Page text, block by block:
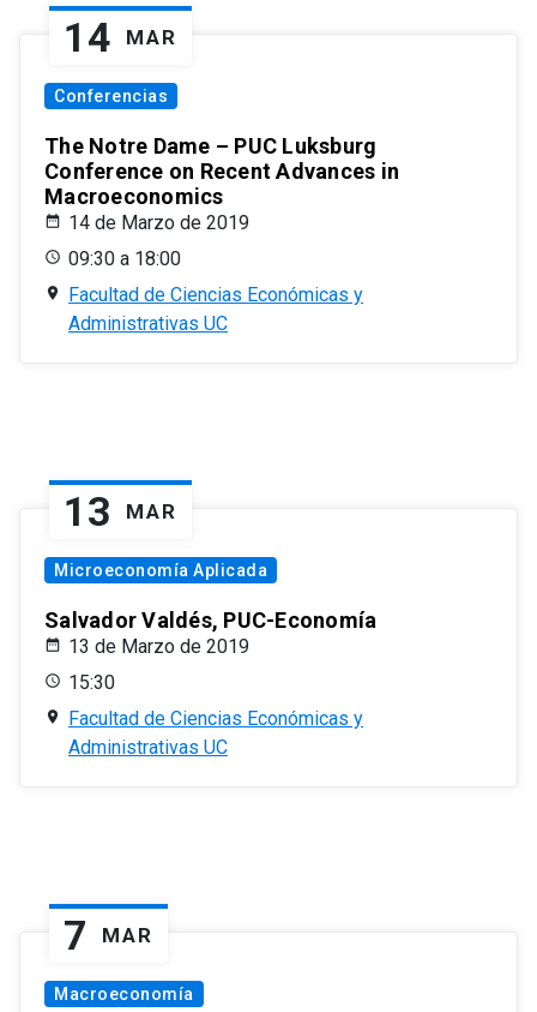
14 MAR
Conferencias
The Notre Dame – PUC Luksburg
Conference on Recent Advances in
Macroeconomics
14 de Marzo de 2019
09:30 a 18:00
Facultad de Ciencias Económicas y
Administrativas UC
13 MAR
Microeconomía Aplicada
Salvador Valdés, PUC-Economía
13 de Marzo de 2019
15:30
Facultad de Ciencias Económicas y
Administrativas UC
7 MAR
Macroeconomía